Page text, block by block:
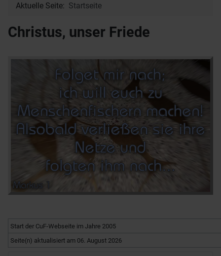
Aktuelle Seite: Startseite
Christus, unser Friede
Start der CuF-Webseite im Jahre 2005
Seite(n) aktualisiert am 06. August 2026